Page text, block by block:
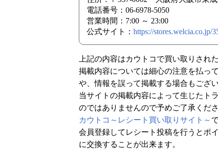
電話番号：06-6978-5050
営業時間：7:00 ～ 23:00
公式サイト： https://stores.welcia.co.jp/
上記の内容はカウトコで買い取りされ
掲載内容については細心の注意を払っ
や、情報を誤って掲載する場合もござ
当サイトの掲載内容によって生じたト
のではありませんので予めご了承くだ
カウトコ～レシート買い取りサイト～
会員登録してレシート投稿を行うとポ
に交換することが出来ます。